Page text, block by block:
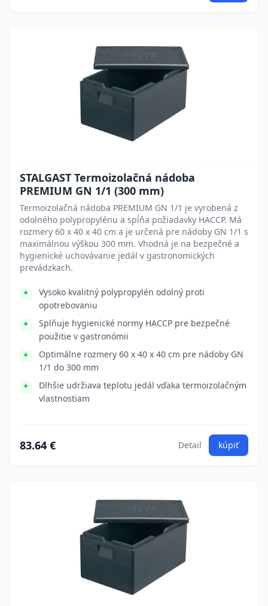
STALGAST Termoizolačná nádoba
PREMIUM GN 1/1 (300 mm)
Termoizolačná nádoba PREMIUM GN 1/1 je vyrobená z
odolného polypropylénu a spĺňa požiadavky HACCP. Má
rozmery 60 x 40 x 40 cm a je určená pre nádoby GN 1/1 s
maximálnou výškou 300 mm. Vhodná je na bezpečné a
hygienické uchovávanie jedál v gastronomických
prevádzkach.
Vysoko kvalitný polypropylén odolný proti
opotrebovaniu
Splňuje hygienické normy HACCP pre bezpečné
použitie v gastronómii
Optimálne rozmery 60 x 40 x 40 cm pre nádoby GN
1/1 do 300 mm
Dlhšie udržiava teplotu jedál vďaka termoizolačným
vlastnostiam
83.64 € Detail kúpiť